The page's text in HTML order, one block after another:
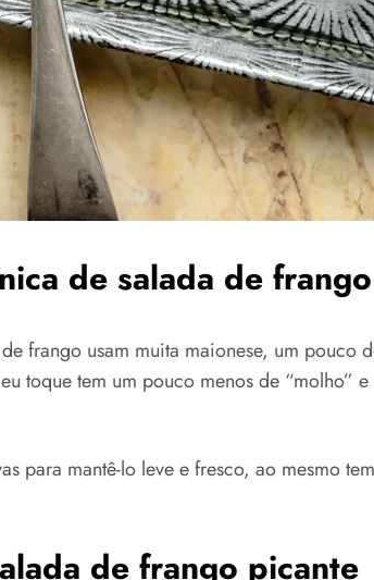
de salada de frango
frango usam muita maionese, um
toque tem um pouco menos de
para mantê-lo leve e fresco, ao mesmo
de frango picante